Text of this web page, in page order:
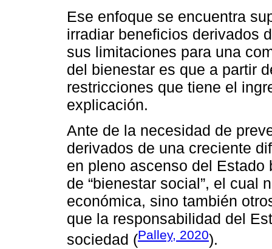
Ese enfoque se encuentra
irradiar beneficios derivados
sus limitaciones para una
del bienestar es que a partir
restricciones que tiene el
explicación.
Ante de la necesidad de
derivados de una creciente
en pleno ascenso del
de “bienestar social”, el cual
económica, sino también
que la responsabilidad del
sociedad (Palley, 2020).